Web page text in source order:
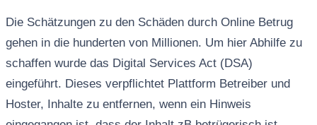
Die Schätzungen zu den Schäden durch Online Betrug
gehen in die hunderten von Millionen. Um hier Abhilfe zu
schaffen wurde das Digital Services Act (DSA)
eingeführt. Dieses verpflichtet Plattform Betreiber und
Hoster, Inhalte zu entfernen, wenn ein Hinweis